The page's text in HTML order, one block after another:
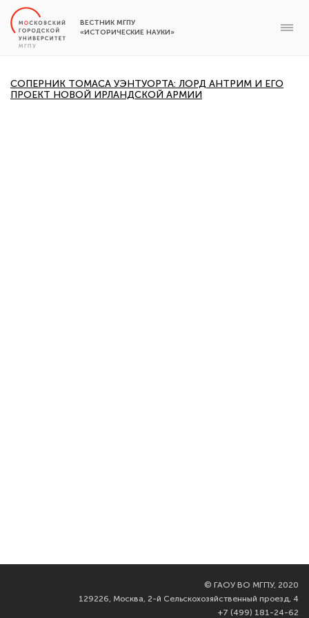
ВЕСТНИК МГПУ
«ИСТОРИЧЕСКИЕ НАУКИ»
СОПЕРНИК ТОМАСА УЭНТУОРТА: ЛОРД АНТРИМ И ЕГО
ПРОЕКТ НОВОЙ ИРЛАНДСКОЙ АРМИИ
© ГАОУ ВО МГПУ, 2020
129226, Москва, 2-й Сельскохозяйственный проезд, 4
+7 (499) 181-24-62